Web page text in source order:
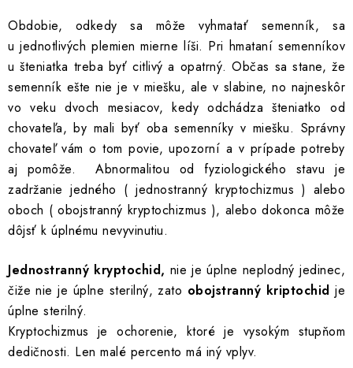
Obdobie, odkedy sa môže vyhmatať semenník, sa
u jednotlivých plemien mierne líši. Pri hmataní semenníkov
u šteniatka treba byť citlivý a opatrný. Občas sa stane, že
semenník ešte nie je v miešku, ale v slabine, no najneskôr
vo veku dvoch mesiacov, kedy odchádza šteniatko od
chovateľa, by mali byť oba semenníky v miešku. Správny
chovateľ vám o tom povie, upozorní a v prípade potreby
aj pomôže.Abnormalitou od fyziologického stavu je
zadržanie jedného ( jednostranný kryptochizmus ) alebo
oboch ( obojstranný kryptochizmus ), alebo dokonca môže
dôjsť k úplnému nevyvinutiu.
Jednostranný kryptochid, nie je úplne neplodný jedinec,
čiže nie je úplne sterilný, zato obojstranný kriptochid je
úplne sterilný.
Kryptochizmus je ochorenie, ktoré je vysokým stupňom
dedičnosti. Len malé percento má iný vplyv.